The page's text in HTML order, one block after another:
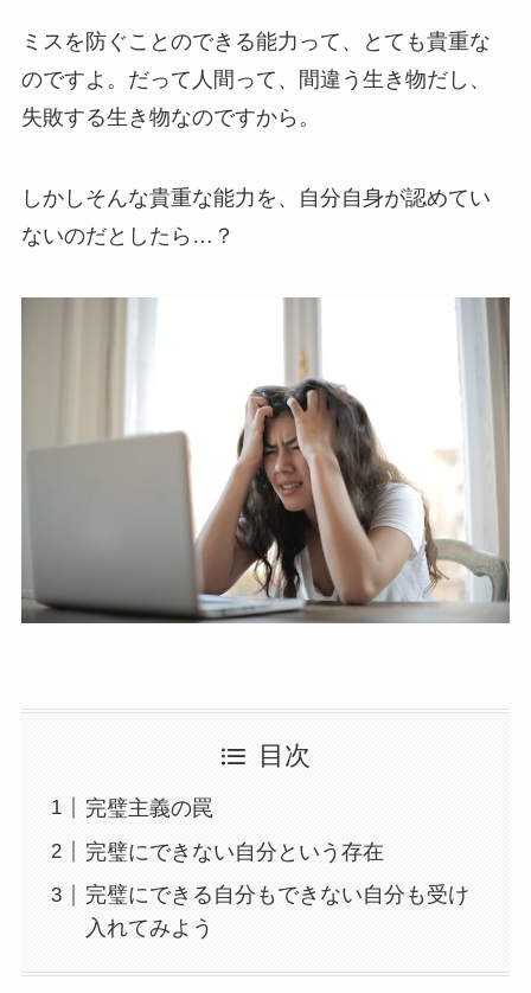
ミスを防ぐことのできる能力って、とても貴重な
のですよ。だって人間って、間違う生き物だし、
失敗する生き物なのですから。
しかしそんな貴重な能力を、自分自身が認めてい
ないのだとしたら…？
目次
完璧主義の罠
完璧にできない自分という存在
完璧にできる自分もできない自分も受け
入れてみよう